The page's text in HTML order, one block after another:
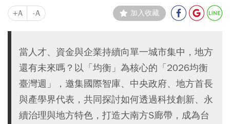
+A -A 加入收藏
當人才、資金與企業持續向單一城市集中，地方
還有未來嗎？以「均衡」為核心的「2026均衡
臺灣週」，邀集國際智庫、中央政府、地方首長
與產學界代表，共同探討如何透過科技創新、永
續治理與地方特色，打造大南方S廊帶，成為台